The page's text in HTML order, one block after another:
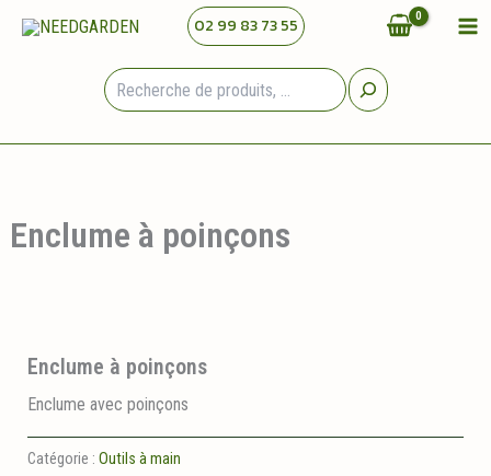
02 99 83 73 55
Enclume à poinçons
Enclume à poinçons
Enclume avec poinçons
Catégorie : Outils à main